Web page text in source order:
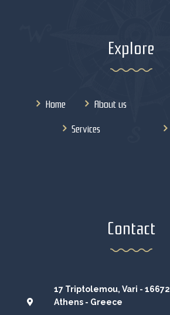
Explore
Home
About us
Services
Contact
17 Triptolemou, Vari - 16672
Athens - Greece